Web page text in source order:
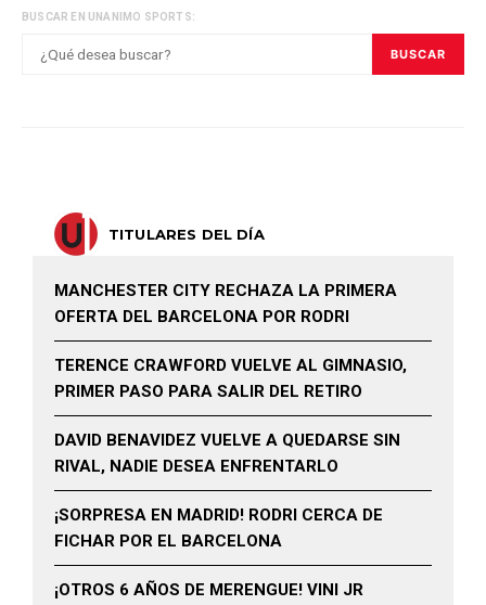
BUSCAR EN UNANIMO SPORTS:
BUSCAR
TITULARES DEL DÍA
MANCHESTER CITY RECHAZA LA PRIMERA
OFERTA DEL BARCELONA POR RODRI
TERENCE CRAWFORD VUELVE AL GIMNASIO,
PRIMER PASO PARA SALIR DEL RETIRO
DAVID BENAVIDEZ VUELVE A QUEDARSE SIN
RIVAL, NADIE DESEA ENFRENTARLO
¡SORPRESA EN MADRID! RODRI CERCA DE
FICHAR POR EL BARCELONA
¡OTROS 6 AÑOS DE MERENGUE! VINI JR